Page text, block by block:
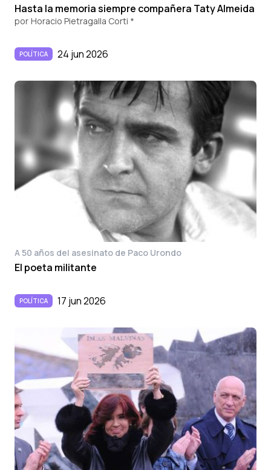
Hasta la memoria siempre compañera Taty Almeida
por Horacio Pietragalla Corti *
POLÍTICA 24 jun 2026
A 50 años del asesinato de Paco Urondo
El poeta militante
POLÍTICA 17 jun 2026